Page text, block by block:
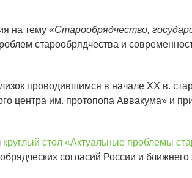
на тему «Старообрядчество,
старообрядчества и
проводившимся в начале XX в.
центра им. протопопа Аввакума» и
круглый стол «Актуальные проблемы
согласий России и ближнего